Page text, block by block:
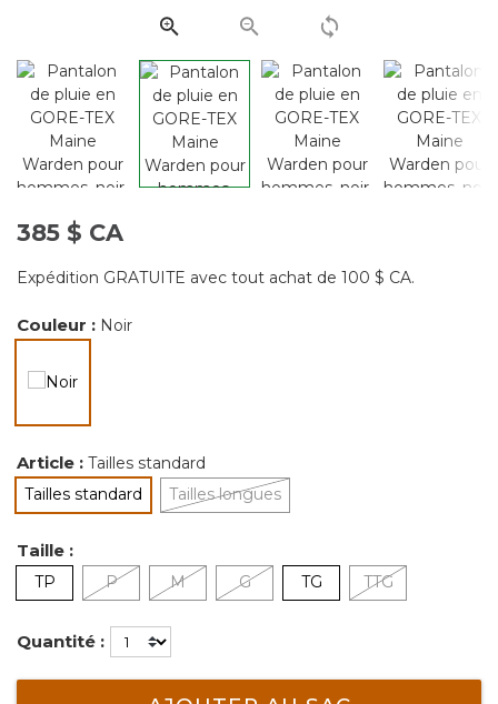
page.
385 $ CA
Expédition GRATUITE avec tout achat de 100 $ CA.
Couleur : Noir
Article : Tailles standard
Tailles standard
sélectionné
Tailles longues
Taille :
TP P M G TG TTG
Quantité :